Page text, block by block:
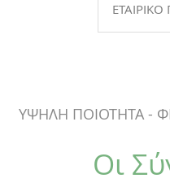
ΥΨΗΛΗ ΠΟΙΟΤΗΤΑ -
Οι